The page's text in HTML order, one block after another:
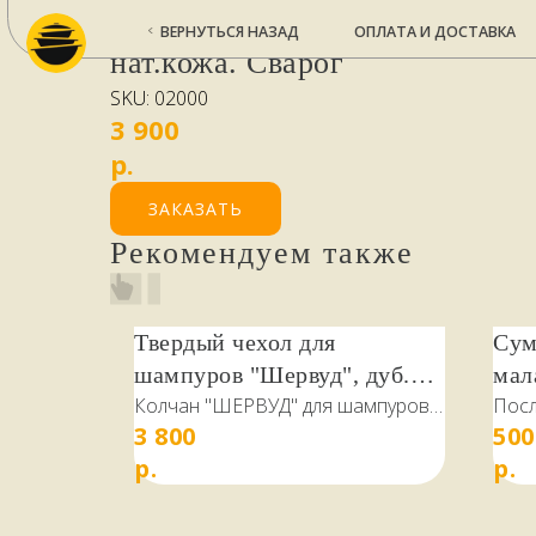
ВЕРНУТЬСЯ НАЗАД ОПЛАТА И ДОСТАВКА
Чехол для шампуров "Ex
нат.кожа. Сварог
SKU: 02000
3 900
р.
ЗАКАЗАТЬ
Рекомендуем также
Твердый чехол для
шампуров "Шервуд", дуб.
Сварог
Колчан "ШЕРВУД" для шампуров,
дерево дуб/карагач, ручка из
натуральной кожи
3 800
р.
на
500
р.